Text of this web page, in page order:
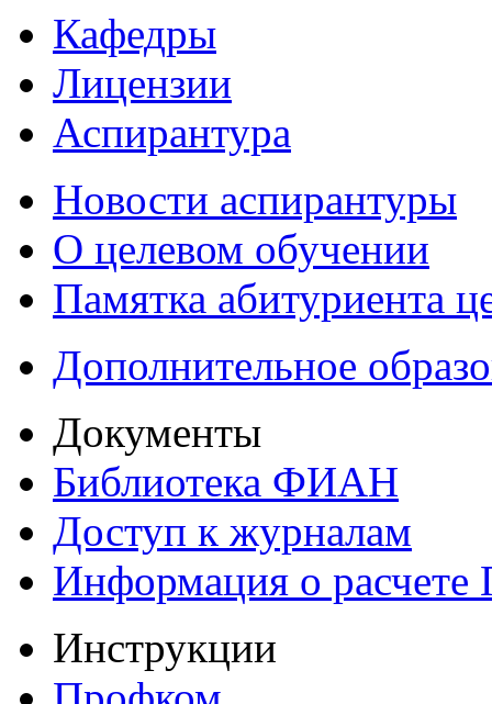
Кафедры
Лицензии
Аспирантура
Новости аспирантуры
О целевом обучении
Памятка абитуриента
Дополнительное
Документы
Библиотека ФИАН
Доступ к журналам
Информация о
Инструкции